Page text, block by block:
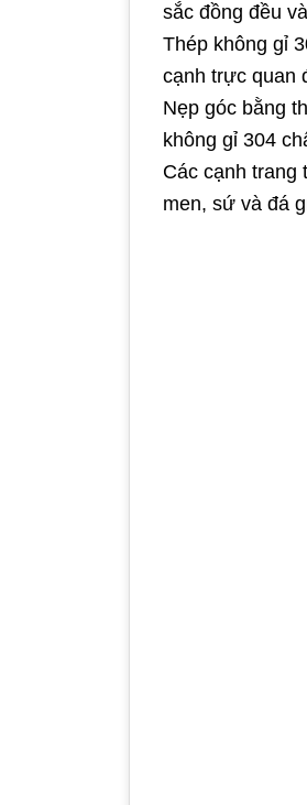
sắc đồng đều
Thép không gỉ
cạnh trực quan
Nẹp góc bằng
không gỉ 304
Các cạnh trang
men, sứ và đá